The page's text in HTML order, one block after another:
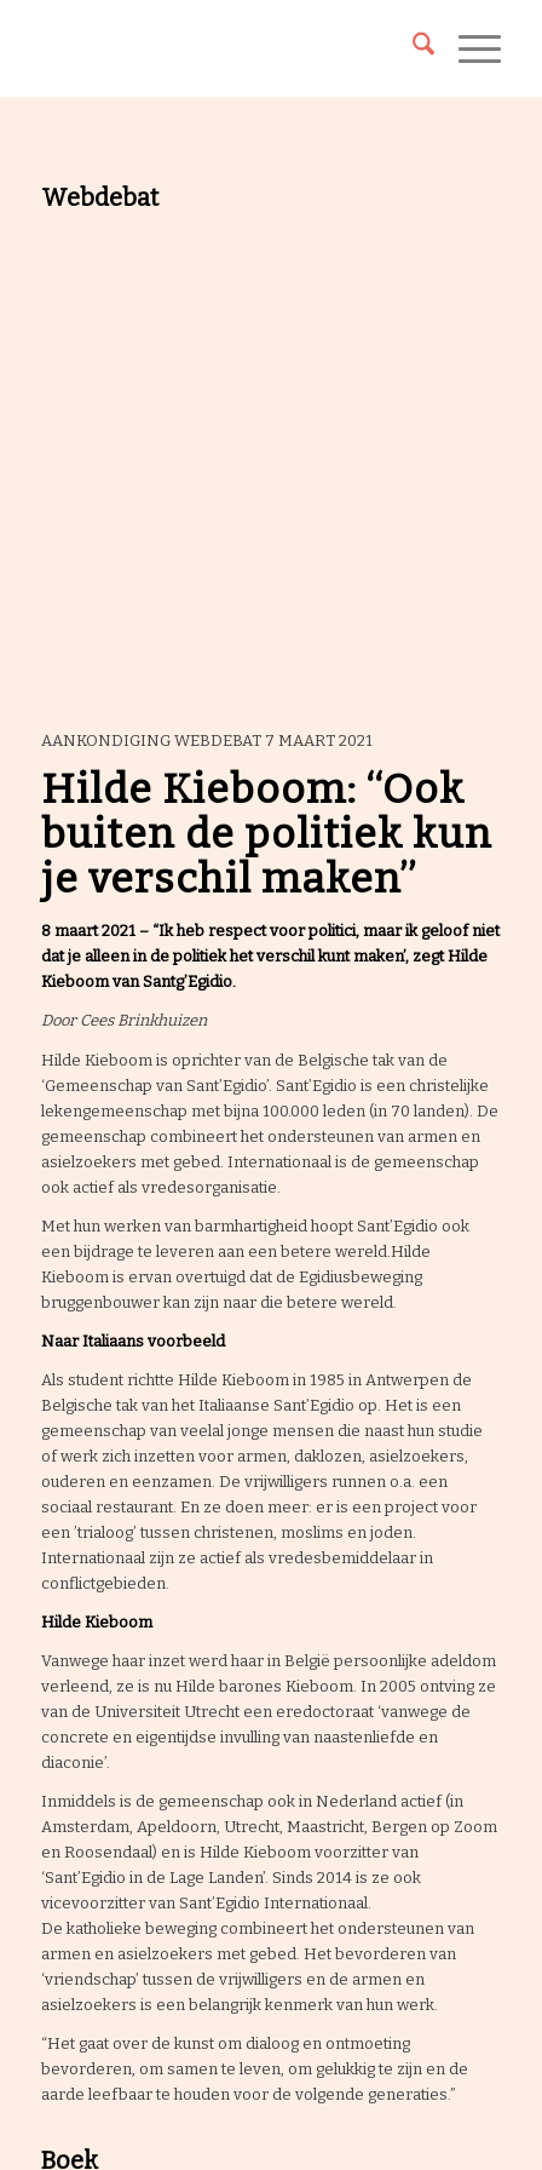
Webdebat
AANKONDIGING WEBDEBAT 7 MAART 2021
Hilde Kieboom: ‘‘Ook
buiten de politiek kun
je verschil maken’’
8 maart 2021 – “Ik heb respect voor politici, maar ik geloof niet
dat je alleen in de politiek het verschil kunt maken’, zegt Hilde
Kieboom van Santg’Egidio.
Door Cees Brinkhuizen
Hilde Kieboom is oprichter van de Belgische tak van de
‘Gemeenschap van Sant’Egidio’. Sant’Egidio is een christelijke
lekengemeenschap met bijna 100.000 leden (in 70 landen). De
gemeenschap combineert het ondersteunen van armen en
asielzoekers met gebed. Internationaal is de gemeenschap
ook actief als vredesorganisatie.
Met hun werken van barmhartigheid hoopt Sant’Egidio ook
een bijdrage te leveren aan een betere wereld.Hilde
Kieboom is ervan overtuigd dat de Egidiusbeweging
bruggenbouwer kan zijn naar die betere wereld.
Naar Italiaans voorbeeld
Als student richtte Hilde Kieboom in 1985 in Antwerpen de
Belgische tak van het Italiaanse Sant’Egidio op. Het is een
gemeenschap van veelal jonge mensen die naast hun studie
of werk zich inzetten voor armen, daklozen, asielzoekers,
ouderen en eenzamen. De vrijwilligers runnen o.a. een
sociaal restaurant. En ze doen meer: er is een project voor
een ’trialoog’ tussen christenen, moslims en joden.
Internationaal zijn ze actief als vredesbemiddelaar in
conflictgebieden.
Hilde Kieboom
Vanwege haar inzet werd haar in België persoonlijke adeldom
verleend, ze is nu Hilde barones Kieboom. In 2005 ontving ze
van de Universiteit Utrecht een eredoctoraat ‘vanwege de
concrete en eigentijdse invulling van naastenliefde en
diaconie’.
Inmiddels is de gemeenschap ook in Nederland actief (in
Amsterdam, Apeldoorn, Utrecht, Maastricht, Bergen op Zoom
en Roosendaal) en is Hilde Kieboom voorzitter van
‘Sant’Egidio in de Lage Landen’. Sinds 2014 is ze ook
vicevoorzitter van Sant’Egidio Internationaal.
De katholieke beweging combineert het ondersteunen van
armen en asielzoekers met gebed. Het bevorderen van
‘vriendschap’ tussen de vrijwilligers en de armen en
asielzoekers is een belangrijk kenmerk van hun werk.
“Het gaat over de kunst om dialoog en ontmoeting
bevorderen, om samen te leven, om gelukkig te zijn en de
aarde leefbaar te houden voor de volgende generaties.”
Boek